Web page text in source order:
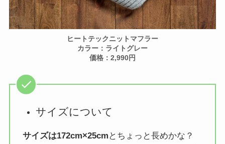
ヒートテックニットマフラー
カラー：ライトグレー
価格：2,990円
サイズについて
サイズは172cm×25cm とちょっと長めかな？